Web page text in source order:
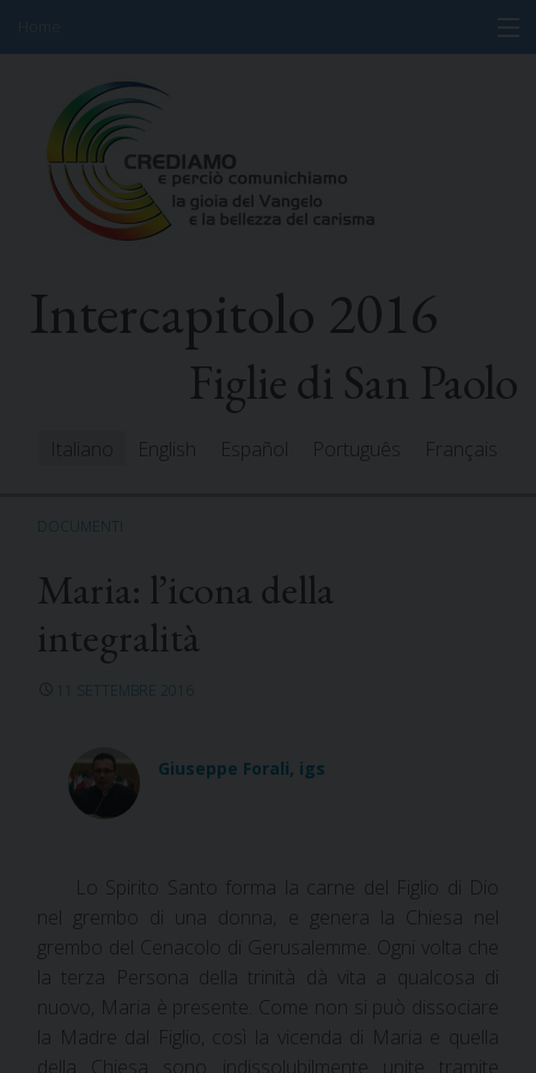
content
Informazioni
Programma
Partecipanti
Risorse
Intercapitolo 2016
Figlie di San Paolo
Italiano English Español Português Français
DOCUMENTI
Maria: l’icona della
integralità
11 SETTEMBRE 2016
Giuseppe Forali, igs
Lo Spirito Santo forma la carne del Figlio di Dio
nel grembo di una donna, e genera la Chiesa nel
grembo del Cenacolo di Gerusalemme. Ogni volta che
la terza Persona della trinità dà vita a qualcosa di
nuovo, Maria è presente.
Come non si può dissociare
la Madre dal Figlio, così la vicenda di Maria e quella
della Chiesa sono indissolubilmente unite tramite